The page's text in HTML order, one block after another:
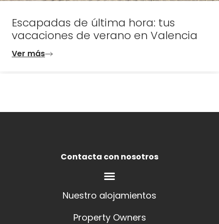
Escapadas de última hora: tus
vacaciones de verano en Valencia
Ver más
Contacta con nosotros
Nuestro alojamientos
Property Owners